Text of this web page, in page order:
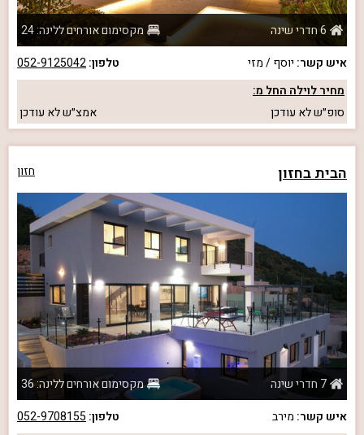
6 חדרי שינה
מקסימום אורחים ללינה: 24
איש קשר: יוסף / מזי טלפון:052-9125042
מחיר לוילה החל מ:
סופ״שלא עודכן אמצ״שלא עודכן
הבית בחזון חזון
7 חדרי שינה
מקסימום אורחים ללינה: 36
איש קשר: מירב טלפון: 052-9708155